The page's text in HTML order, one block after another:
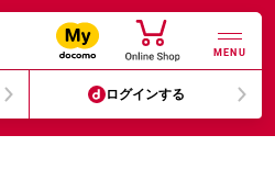
MENU
ログインする